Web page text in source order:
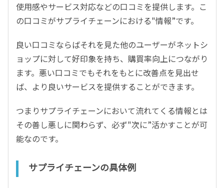
使用感やサービス対応などの口コミを提供します。こ
の口コミがサプライチェーンにおける"情報”です。
良い口コミならばそれを見た他のユーザーがネットシ
ョップに対して好印象を持ち、購買率向上につながり
ます。悪い口コミでもそれをもとに改善点を見出せ
ば、より良いサービスを提供することができます。
つまりサプライチェーンにおいて流れてくる情報とは
その善し悪しに関わらず、必ず"次に”活かすことが可
能なのです。
サプライチェーンの具体例